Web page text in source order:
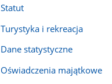
Statut
Turystyka i rekreacja
Dane statystyczne
Oświadczenia majątkowe